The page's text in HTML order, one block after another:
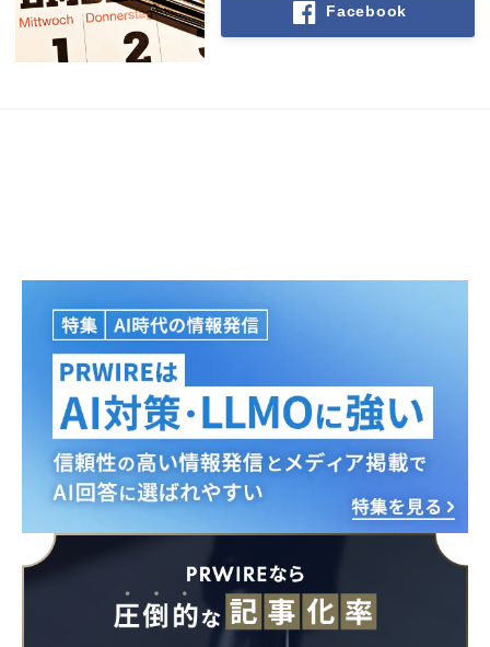
Facebook
English